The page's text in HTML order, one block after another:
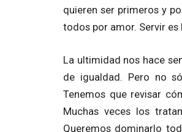
quieren ser primeros y
todos por amor. Servir es
La ultimidad nos hace
de igualdad. Pero no
Tenemos que revisar
Muchas veces los
Queremos dominarlo